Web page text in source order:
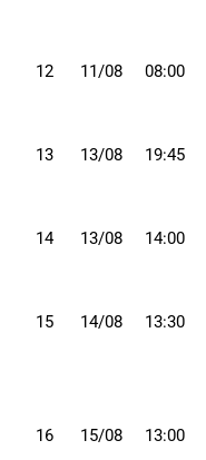
12 11/08 08:00
13 13/08 19:45
14 13/08 14:00
15 14/08 13:30
16 15/08 13:00